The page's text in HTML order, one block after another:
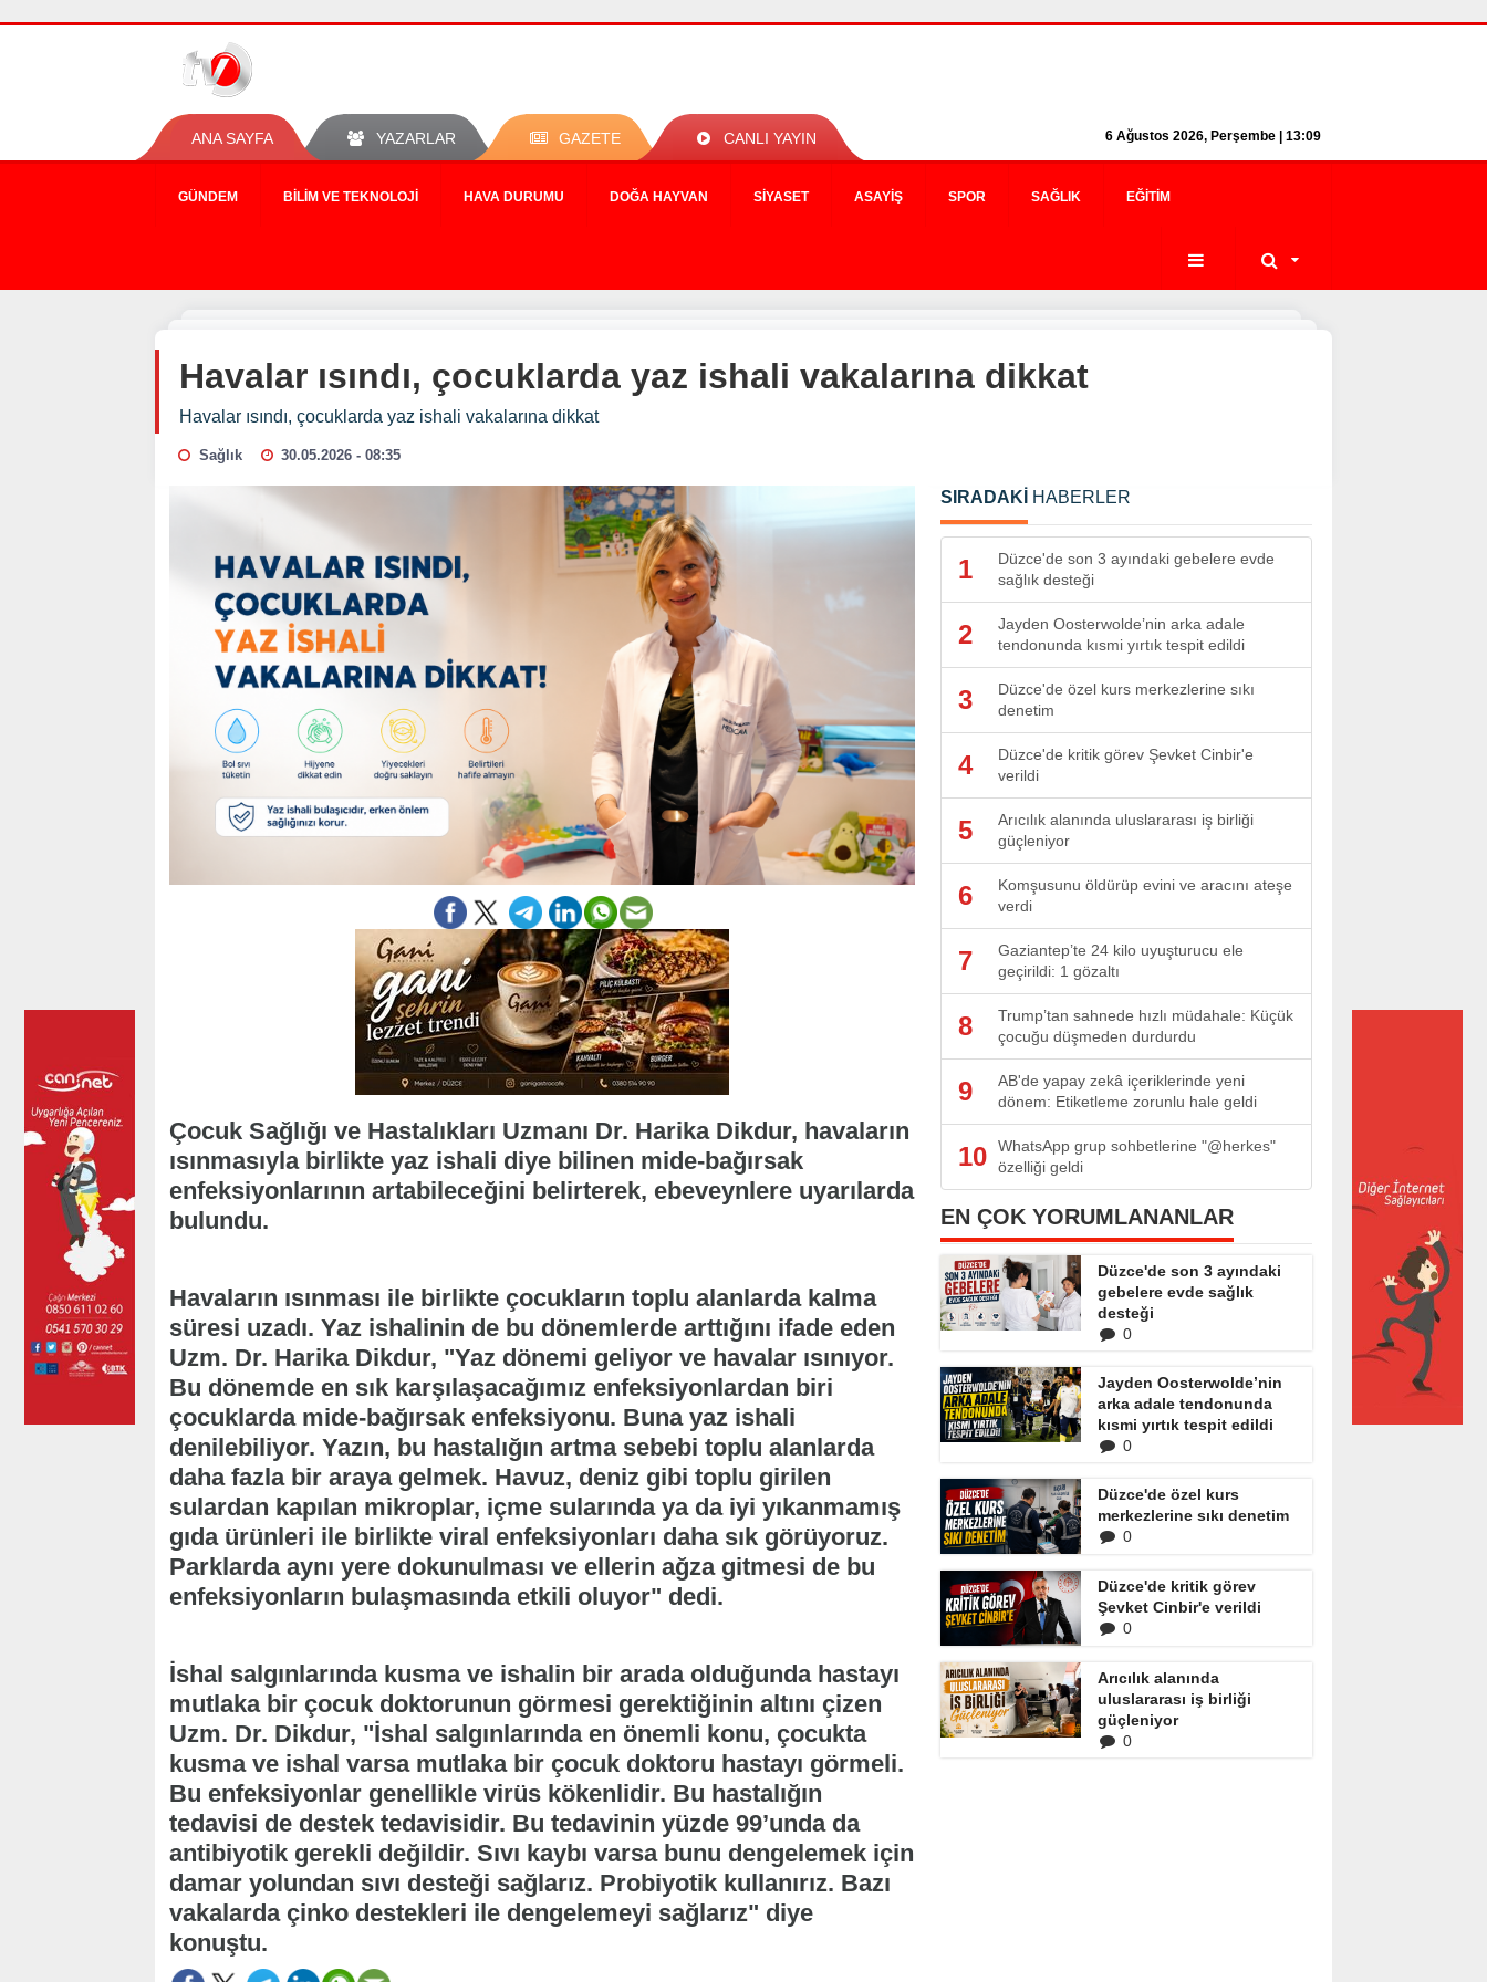
ANA SAYFA YAZARLAR GAZETE CANLI YAYIN 6 Ağustos 2026, Perşembe | 13:09
GÜNDEM BILIM VE TEKNOLOJI HAVA DURUMU DOĞA HAYVAN SIYASET ASAYIŞ SPOR SAĞLIK EĞITIM
Havalar ısındı, çocuklarda yaz ishali vakalarına dikkat
Havalar ısındı, çocuklarda yaz ishali vakalarına dikkat
Sağlık 30.05.2026 - 08:35
Çocuk Sağlığı ve Hastalıkları Uzmanı Dr. Harika Dikdur, havaların
ısınmasıyla birlikte yaz ishali diye bilinen mide-bağırsak
enfeksiyonlarının artabileceğini belirterek, ebeveynlere uyarılarda
bulundu.
Havaların ısınması ile birlikte çocukların toplu alanlarda kalma
süresi uzadı. Yaz ishalinin de bu dönemlerde arttığını ifade eden
Uzm. Dr. Harika Dikdur, "Yaz dönemi geliyor ve havalar ısınıyor.
Bu dönemde en sık karşılaşacağımız enfeksiyonlardan biri
çocuklarda mide-bağırsak enfeksiyonu. Buna yaz ishali
denilebiliyor. Yazın, bu hastalığın artma sebebi toplu alanlarda
daha fazla bir araya gelmek. Havuz, deniz gibi toplu girilen
sulardan kapılan mikroplar, içme sularında ya da iyi yıkanmamış
gıda ürünleri ile birlikte viral enfeksiyonları daha sık görüyoruz.
Parklarda aynı yere dokunulması ve ellerin ağza gitmesi de bu
enfeksiyonların bulaşmasında etkili oluyor" dedi.
İshal salgınlarında kusma ve ishalin bir arada olduğunda hastayı
mutlaka bir çocuk doktorunun görmesi gerektiğinin altını çizen
Uzm. Dr. Dikdur, "İshal salgınlarında en önemli konu, çocukta
kusma ve ishal varsa mutlaka bir çocuk doktoru hastayı görmeli.
Bu enfeksiyonlar genellikle virüs kökenlidir. Bu hastalığın
tedavisi de destek tedavisidir. Bu tedavinin yüzde 99’unda da
antibiyotik gerekli değildir. Sıvı kaybı varsa bunu dengelemek için
damar yolundan sıvı desteği sağlarız. Probiyotik kullanırız. Bazı
vakalarda çinko destekleri ile dengelemeyi sağlarız" diye
konuştu.
SIRADAKİ HABERLER
1
Düzce'de son 3 ayındaki gebelere evde
sağlık desteği
2
Jayden Oosterwolde’nin arka adale
tendonunda kısmi yırtık tespit edildi
3
Düzce'de özel kurs merkezlerine sıkı
denetim
4
Düzce'de kritik görev Şevket Cinbir'e
verildi
5
Arıcılık alanında uluslararası iş birliği
güçleniyor
6
Komşusunu öldürüp evini ve aracını ateşe
verdi
7
Gaziantep’te 24 kilo uyuşturucu ele
geçirildi: 1 gözaltı
8
Trump’tan sahnede hızlı müdahale: Küçük
çocuğu düşmeden durdurdu
9
AB'de yapay zekâ içeriklerinde yeni
dönem: Etiketleme zorunlu hale geldi
10
WhatsApp grup sohbetlerine "@herkes"
özelliği geldi
EN ÇOK YORUMLANANLAR
Düzce'de son 3 ayındaki
gebelere evde sağlık
desteği
0
Jayden Oosterwolde’nin
arka adale tendonunda
kısmi yırtık tespit edildi
0
Düzce'de özel kurs
merkezlerine sıkı denetim
0
Düzce'de kritik görev
Şevket Cinbir'e verildi
0
Arıcılık alanında
uluslararası iş birliği
güçleniyor
0